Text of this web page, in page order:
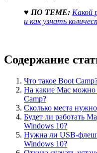
♥ ПО ТЕМЕ: Какой
и как узнать
Содержание
Что такое Boot
На какие Mac можно
Camp?
Сколько места
Будет ли работать
Windows 10?
Нужна ли USB-
Windows 10?